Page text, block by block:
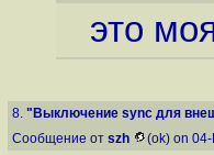
это
8. "Выключение sync для
Сообщение от szh (ok) on